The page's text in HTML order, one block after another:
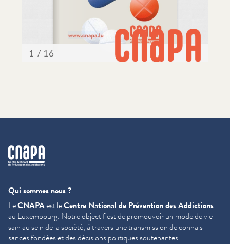
cnapa
Qui sommes nous ?
LeCNAPAest leCentre National de Prévention des Addictions
au Luxembourg. Notre objectif est de promouvoir un mode de vie
sain au sein de la société, à travers une trans­mis­sion de con­nais­
sances fondées et des décisions politiques soutenantes.